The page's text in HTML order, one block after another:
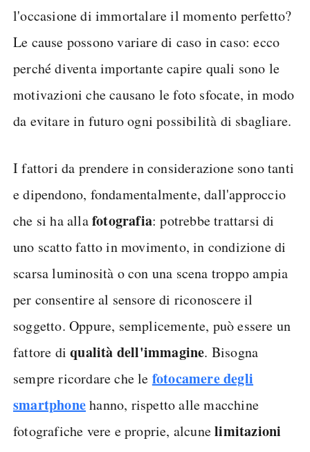
l'occasione di immortalare il momento perfetto?
Le cause possono variare di caso in caso: ecco
perché diventa importante capire quali sono le
motivazioni che causano le foto sfocate, in modo
da evitare in futuro ogni possibilità di sbagliare.
I fattori da prendere in considerazione sono tanti
e dipendono, fondamentalmente, dall'approccio
che si ha allafotografia: potrebbe trattarsi di
uno scatto fatto in movimento, in condizione di
scarsa luminosità o con una scena troppo ampia
per consentire al sensore di riconoscere il
soggetto. Oppure, semplicemente, può essere un
fattore diqualità dell'immagine. Bisogna
sempre ricordare che le fotocamere degli
smartphonehanno, rispetto alle macchine
fotografiche vere e proprie, alcunelimitazioni